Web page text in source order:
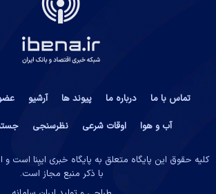
تماس با ما درباره ما پیوند ها آرشیو
آب و هوا
اوقات شرعی نظرسنجی
کلیه حقوق این پایگاه متعلق به پایگاه خبری ایبِنا است و
با ذکر منبع مجاز است.